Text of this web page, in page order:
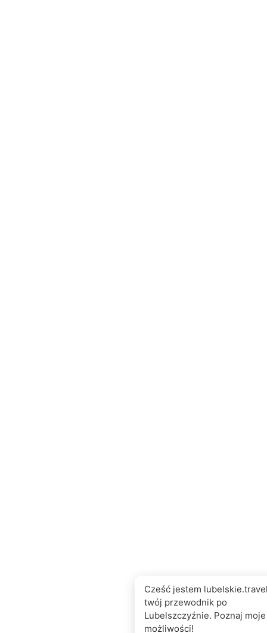
Cześć jestem
twój przewodnik po
Lubelszczyźnie. Poznaj moje
możliwości!